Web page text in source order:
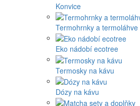
Konvice
Termohrnky a termoláhve
Eko nádobí ecotree
Termosky na kávu
Dózy na kávu